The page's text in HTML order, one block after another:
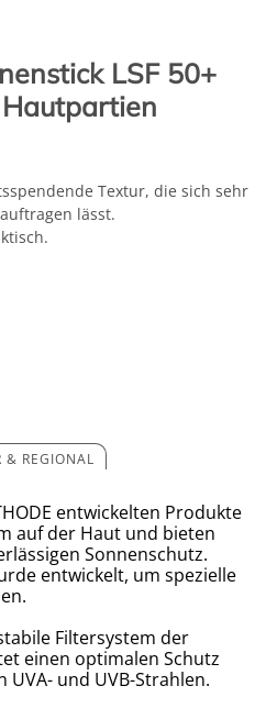
LSF 50+
Textur, die sich sehr
lässt.
& REGIONAL
entwickelten Produkte
auf der Haut und bieten
Sonnenschutz.
entwickelt, um spezielle
Filtersystem der
einen optimalen Schutz
und UVB-Strahlen.